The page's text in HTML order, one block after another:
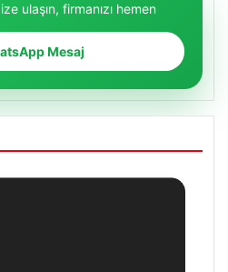
ulaşın, firmanızı hemen
Mesaj